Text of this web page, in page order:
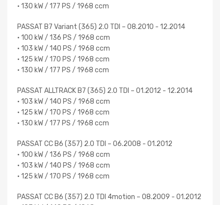
• 130 kW / 177 PS / 1968 ccm
PASSAT B7 Variant (365) 2.0 TDI – 08.2010 - 12.2014
• 100 kW / 136 PS / 1968 ccm
• 103 kW / 140 PS / 1968 ccm
• 125 kW / 170 PS / 1968 ccm
• 130 kW / 177 PS / 1968 ccm
PASSAT ALLTRACK B7 (365) 2.0 TDI – 01.2012 - 12.2014
• 103 kW / 140 PS / 1968 ccm
• 125 kW / 170 PS / 1968 ccm
• 130 kW / 177 PS / 1968 ccm
PASSAT CC B6 (357) 2.0 TDI – 06.2008 - 01.2012
• 100 kW / 136 PS / 1968 ccm
• 103 kW / 140 PS / 1968 ccm
• 125 kW / 170 PS / 1968 ccm
PASSAT CC B6 (357) 2.0 TDI 4motion – 08.2009 - 01.2012